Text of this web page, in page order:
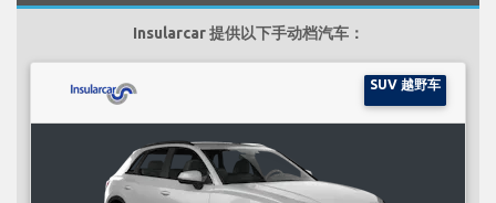
Insularcar 提供以下手动档汽车：
SUV 越野车